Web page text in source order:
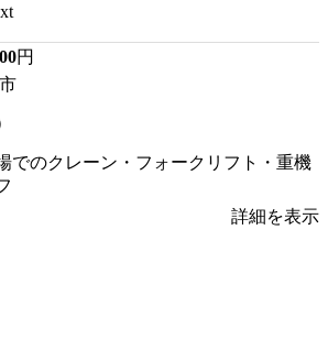
円
でのクレーン・フォークリフト・重機
詳細を表示